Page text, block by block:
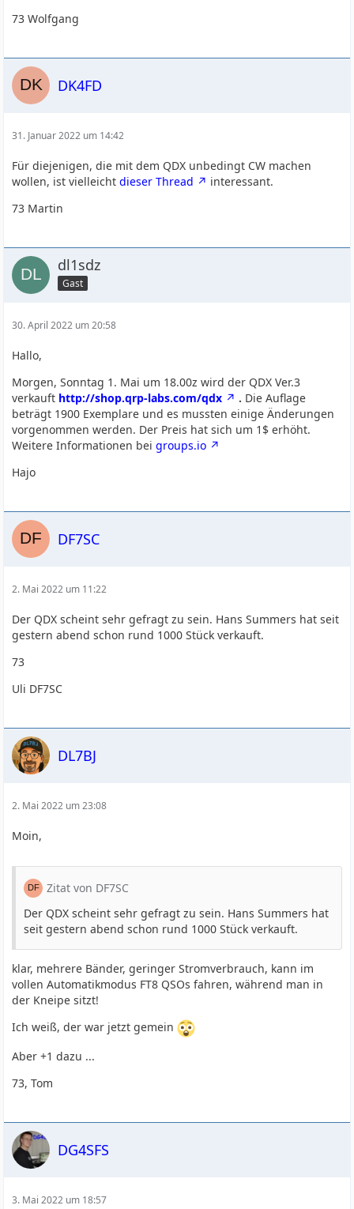
Ralf
73 Wolfgang
DK4FD
31. Januar 2022 um 14:42
Für diejenigen, die mit dem QDX unbedingt CW machen
wollen, ist vielleichtdieser Thread
interessant.
73 Martin
dl1sdz
Gast
30. April 2022 um 20:58
Hallo,
Morgen, Sonntag 1. Mai um 18.00z wird der QDX Ver.3
verkauft http://shop.qrp-labs.com/qdx . Die Auflage
beträgt 1900 Exemplare und es mussten einige Änderungen
vorgenommen werden. Der Preis hat sich um 1$ erhöht.
Weitere Informationen beigroups.io
Hajo
DF7SC
2. Mai 2022 um 11:22
Der QDX scheint sehr gefragt zu sein. Hans Summers hat seit
gestern abend schon rund 1000 Stück verkauft.
73
Uli DF7SC
DL7BJ
2. Mai 2022 um 23:08
Moin,
Zitat von DF7SC
Der QDX scheint sehr gefragt zu sein. Hans Summers hat
seit gestern abend schon rund 1000 Stück verkauft.
klar, mehrere Bänder, geringer Stromverbrauch, kann im
vollen Automatikmodus FT8 QSOs fahren, während man in
der Kneipe sitzt!
Ich weiß, der war jetzt gemein
Aber +1 dazu ...
73, Tom
DG4SFS
3. Mai 2022 um 18:57